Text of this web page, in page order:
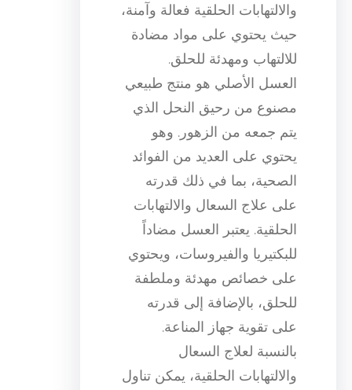
والالتهابات الحلقية فعالة وآمنة،
حيث يحتوي على مواد مضادة
للالتهاب ومهدئة للحلق.
العسل الأصلي هو منتج طبيعي
مصنوع من رحيق النحل الذي
يتم جمعه من الزهور. وهو
يحتوي على العديد من الفوائد
الصحية، بما في ذلك قدرته
على علاج السعال والالتهابات
الحلقية. يعتبر العسل مضاداً
للبكتيريا والفيروسات، ويحتوي
على خصائص مهدئة وملطفة
للحلق، بالإضافة إلى قدرته
على تقوية جهاز المناعة.
بالنسبة لعلاج السعال
والالتهابات الحلقية، يمكن تناول